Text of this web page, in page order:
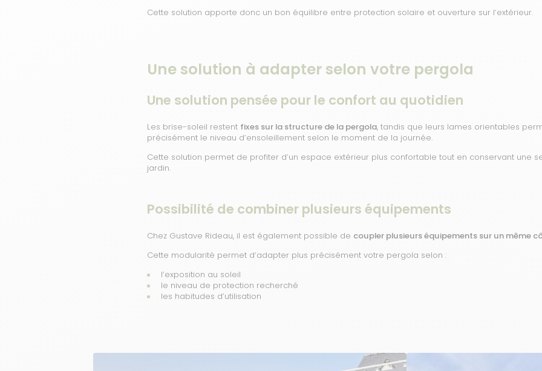
Cette solution apporte donc un bon équilibre entre protection solaire et ouverture sur l’extérieur.
Une solution à adapter selon votre pergola
Une solution pensée pour le confort au quotidien
Les brise-soleil restent fixes sur la structure de la pergola, tandis que leurs lames orientables
précisément le niveau d’ensoleillement selon le moment de la journée.
Cette solution permet de profiter d’un espace extérieur plus confortable tout en conservant une
jardin.
Possibilité de combiner plusieurs équipements
Chez Gustave Rideau, il est également possible de coupler plusieurs équipements sur un même
Cette modularité permet d’adapter plus précisément votre pergola selon :
l’exposition au soleil
le niveau de protection recherché
les habitudes d’utilisation